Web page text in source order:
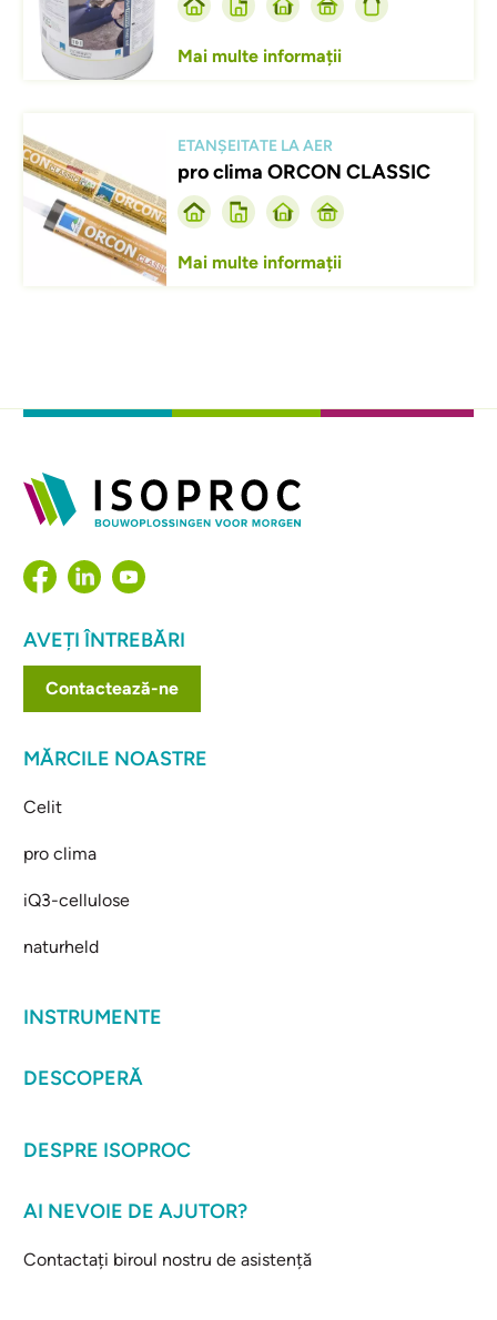
Mai multe informații
ETANȘEITATE LA AER
pro clima ORCON CLASSIC
Mai multe informații
AVEȚI ÎNTREBĂRI
Contactează-ne
MĂRCILE NOASTRE
Celit
pro clima
iQ3-cellulose
naturheld
INSTRUMENTE
DESCOPERĂ
DESPRE ISOPROC
AI NEVOIE DE AJUTOR?
Contactați biroul nostru de asistență